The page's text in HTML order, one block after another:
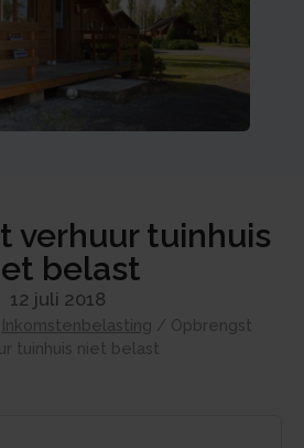
verhuur tuinhuis
belast
12 juli 2018
Inkomstenbelasting / Opbrengst
tuinhuis niet belast